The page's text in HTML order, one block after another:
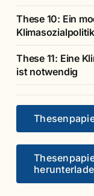
These 10: Ein
Klimasozialpolitik
These 11: Eine
ist notwendig